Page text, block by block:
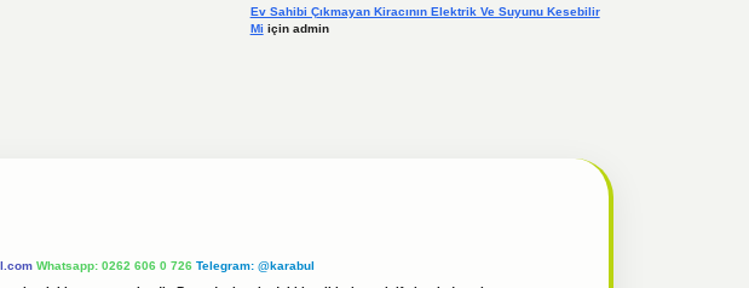
Ev Sahibi Çıkmayan Kiracının Elektrik Ve Suyunu Kesebilir
Mi için admin
Whatsapp: 0262 606 0 726 Telegram: @karabul